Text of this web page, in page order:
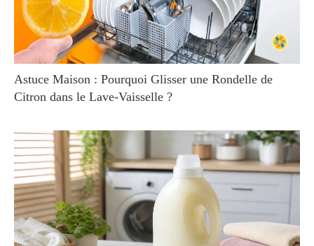
Astuce Maison : Pourquoi Glisser une Rondelle de
Citron dans le Lave-Vaisselle ?